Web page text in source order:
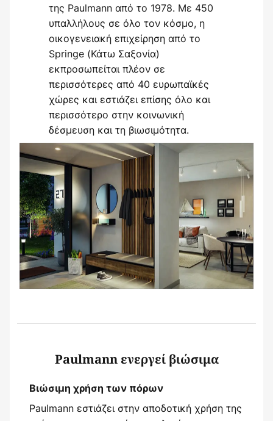
της Paulmann από το 1978. Με 450
υπαλλήλους σε όλο τον κόσμο, η
οικογενειακή επιχείρηση από το
Springe (Κάτω Σαξονία)
εκπροσωπείται πλέον σε
περισσότερες από 40 ευρωπαϊκές
χώρες και εστιάζει επίσης όλο και
περισσότερο στην κοινωνική
δέσμευση και τη βιωσιμότητα.
Paulmann ενεργεί βιώσιμα
Βιώσιμη χρήση των πόρων
Paulmann εστιάζει στην αποδοτική χρήση της